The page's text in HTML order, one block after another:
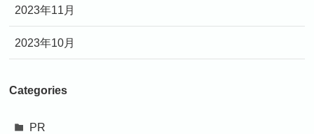
2023年11月
2023年10月
Categories
PR